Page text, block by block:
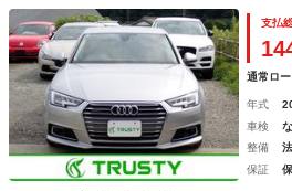
ーター付きパワーシート バックカ
グＴＶ ブラックインテリア ＡＣ
パークセンサー
支払
通常ロ
年式
車検
整備
保証